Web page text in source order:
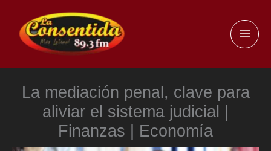
contenido
La mediación penal, clave para
aliviar el sistema judicial |
Finanzas | Economía